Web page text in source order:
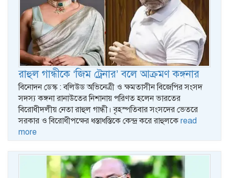
রাহুল গান্ধীকে ‘জিম ট্রেনার’ বলে আক্রমণ কঙ্গনার
বিনোদন ডেস্ক : বলিউড অভিনেত্রী ও ক্ষমতাসীন বিজেপির সংসদ
সদস্য কঙ্গনা রানাউতের নিশানায় পরিণত হলেন ভারতের
বিরোধীদলীয় নেতা রাহুল গান্ধী। বৃহস্পতিবার সংসদের ভেতরে
সরকার ও বিরোধীপক্ষের ধস্তাধস্তিকে কেন্দ্র করে রাহুলকেread
more